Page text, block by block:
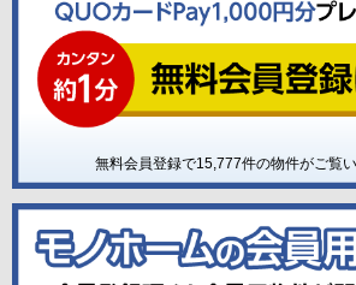
無料会員登録で15,777件の物件がご覧